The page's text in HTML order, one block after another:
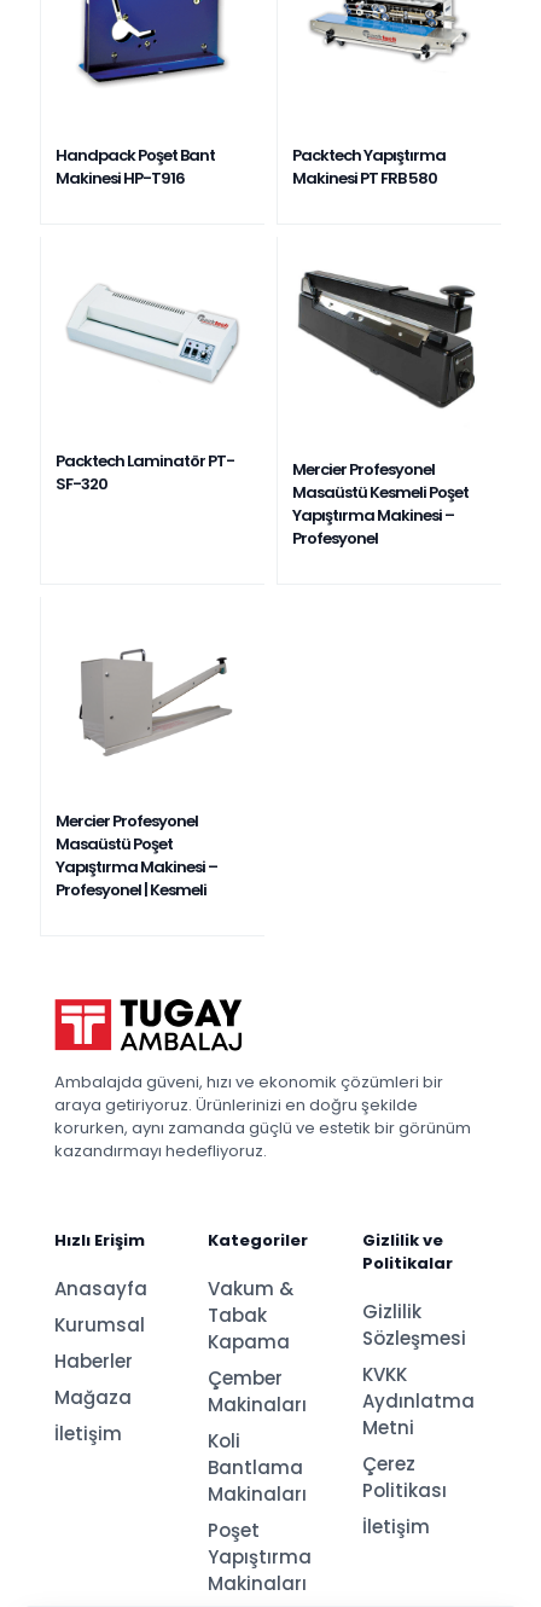
Handpack Poşet Bant
Makinesi HP-T916
Packtech Yapıştırma
Makinesi PT FRB 580
Packtech Laminatör PT-
SF-320
Mercier Profesyonel
Masaüstü Kesmeli Poşet
Yapıştırma Makinesi –
Profesyonel
Mercier Profesyonel
Masaüstü Poşet
Yapıştırma Makinesi –
Profesyonel | Kesmeli
Ambalajda güveni, hızı ve ekonomik çözümleri bir
araya getiriyoruz. Ürünlerinizi en doğru şekilde
korurken, aynı zamanda güçlü ve estetik bir görünüm
kazandırmayı hedefliyoruz.
Hızlı Erişim
Anasayfa
Kurumsal
Haberler
Mağaza
İletişim
Kategoriler
Vakum &
Tabak
Kapama
Çember
Makinaları
Koli
Bantlama
Makinaları
Poşet
Yapıştırma
Makinaları
Gizlilik ve
Politikalar
Gizlilik
Sözleşmesi
KVKK
Aydınlatma
Metni
Çerez
Politikası
İletişim